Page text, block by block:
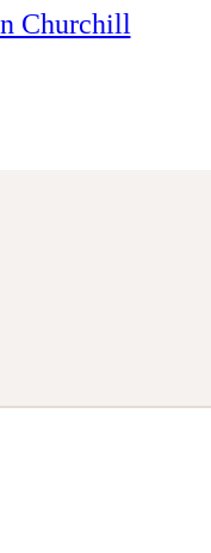
Churchill